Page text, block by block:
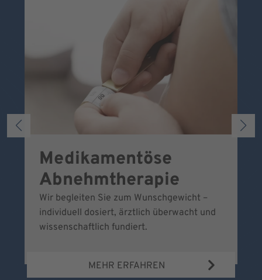
Medikamentöse
Abnehmtherapie
Wir begleiten Sie zum Wunschgewicht –
individuell dosiert, ärztlich überwacht und
wissenschaftlich fundiert.
MEHR ERFAHREN